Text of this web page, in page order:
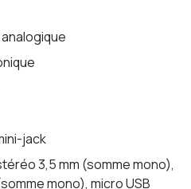
analogique
jack
3,5 mm (somme mono),
mono), micro USB